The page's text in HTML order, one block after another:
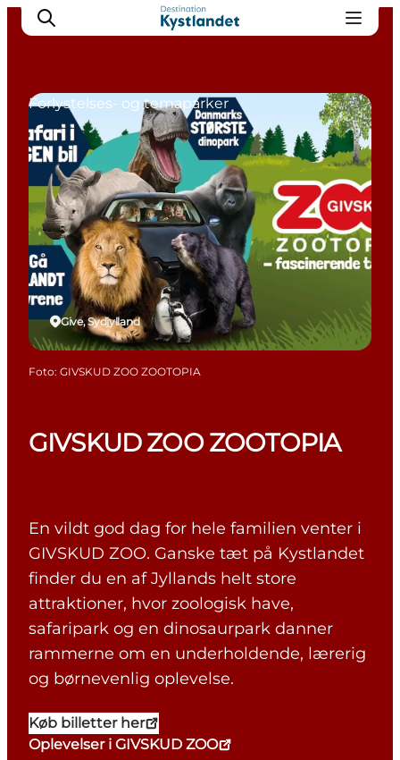
Det sker
Byer
Oplevelser
Overnatning
Køb billet
GIVSKUD ZOO ZOOTOPIA
En vildt god dag for hele familien venter i
GIVSKUD ZOO. Ganske tæt på Kystlandet
finder du en af Jyllands helt store
attraktioner, hvor zoologisk have,
safaripark og en dinosaurpark danner
rammerne om en underholdende, lærerig
og børnevenlig oplevelse.
Køb billetter her
Oplevelser i GIVSKUD ZOO
Give, Sydjylland
Forlystelses- og temaparker
Foto: GIVSKUD ZOO ZOOTOPIA